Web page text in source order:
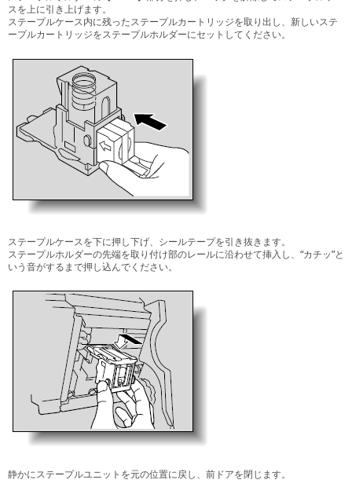
スを上に引き上げます。
ステープルケース内に残ったステープルカートリッジを取り出し、新しいステ
ープルカートリッジをステープルホルダーにセットしてください。
ステープルケースを下に押し下げ、シールテープを引き抜きます。
ステープルホルダーの先端を取り付け部のレールに沿わせて挿入し、“カチッ”と
いう音がするまで押し込んでください。
静かにステープルユニットを元の位置に戻し、前ドアを閉じます。